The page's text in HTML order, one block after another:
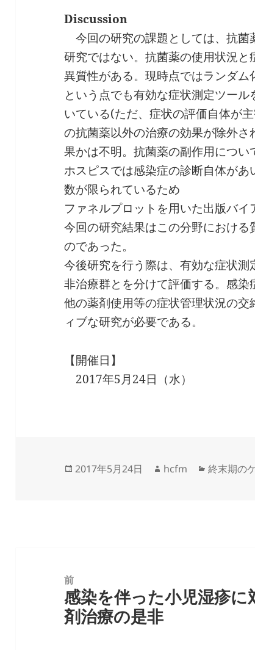
Discussion
今回の研究の課題としては、抗菌
研究ではない。抗菌薬の使用状況
異質性がある。現時点ではランダ
という点でも有効な症状測定ツー
いている(ただ、症状の評価自体が
の抗菌薬以外の治療の効果が除外
果かは不明。抗菌薬の副作用につい
ホスピスでは感染症の診断自体が
数が限られているため
ファネルプロットを用いた出版バイ
今回の研究結果はこの分野におけ
のであった。
今後研究を行う際は、有効な症状
非治療群とを分けて評価する。感染
他の薬剤使用等の症状管理状況の
ィブな研究が必要である。
【開催日】
2017年5月24日（水）
投
2017年5月24日
作
hcfm
カ
終末期の
前
前
の
感染を伴った小児湿疹
剤治療の是非